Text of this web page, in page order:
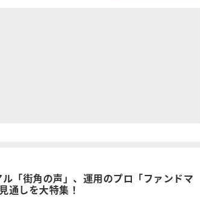
「街角の声」、運用のプロ「ファンドマ
通しを大特集！